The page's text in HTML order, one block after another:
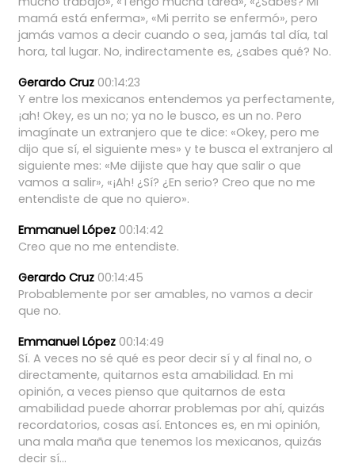
mamá está enferma», «Mi perrito se enfermó», pero
jamás vamos a decir cuando o sea, jamás tal día, tal
hora, tal lugar. No, indirectamente es, ¿sabes qué? No.
Gerardo Cruz 00:14:23
Y entre los mexicanos entendemos ya perfectamente,
¡ah! Okey, es un no; ya no le busco, es un no. Pero
imagínate un extranjero que te dice: «Okey, pero me
dijo que sí, el siguiente mes» y te busca el extranjero al
siguiente mes: «Me dijiste que hay que salir o que
vamos a salir», «¡Ah! ¿Sí? ¿En serio? Creo que no me
entendiste de que no quiero».
Emmanuel López 00:14:42
Creo que no me entendiste.
Gerardo Cruz 00:14:45
Probablemente por ser amables, no vamos a decir
que no.
Emmanuel López 00:14:49
Sí. A veces no sé qué es peor decir sí y al final no, o
directamente, quitarnos esta amabilidad. En mi
opinión, a veces pienso que quitarnos de esta
amabilidad puede ahorrar problemas por ahí, quizás
recordatorios, cosas así. Entonces es, en mi opinión,
una mala maña que tenemos los mexicanos, quizás
decir sí...